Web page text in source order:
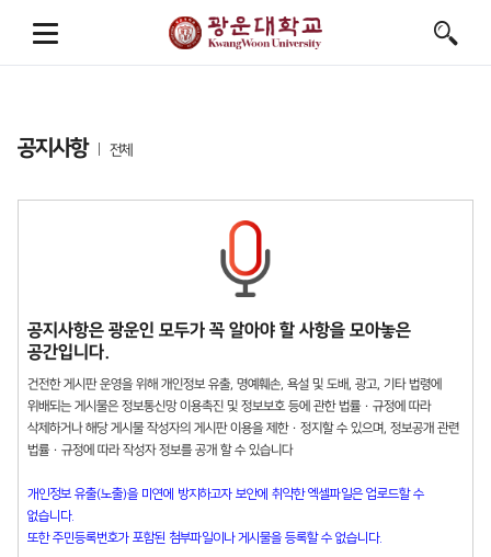
공지사항 전체
공지사항은 광운인 모두가 꼭 알아야 할 사항을 모아놓은
공간입니다.
건전한 게시판 운영을 위해 개인정보 유출, 명예훼손, 욕설 및 도배, 광고, 기타 법령에
위배되는 게시물은 정보통신망 이용촉진 및 정보보호 등에 관한 법률 · 규정에 따라
삭제하거나 해당 게시물 작성자의 게시판 이용을 제한 · 정지할 수 있으며, 정보공개 관련
법률 · 규정에 따라 작성자 정보를 공개 할 수 있습니다
개인정보 유출(노출)을 미연에 방지하고자 보안에 취약한 엑셀파일은 업로드할 수
없습니다.
또한 주민등록번호가 포함된 첨부파일이나 게시물을 등록할 수 없습니다.